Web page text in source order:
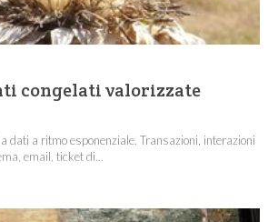
congelati valorizzate
dati a ritmo esponenziale. Transazioni, interazioni
email, ticket di...